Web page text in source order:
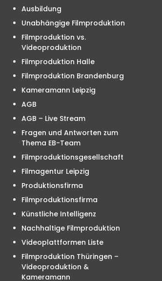
Ausbildung
Unabhängige Filmproduktion
Filmproduktion vs.
Videoproduktion
Filmproduktion Halle
Filmproduktion Brandenburg
Kameramann Leipzig
AGB
AGB – Live Stream
Fragen und Antworten zum
Thema EB-Team
Filmproduktionsgesellschaft
Filmagentur Leipzig
Produktionsfirma
Filmproduktionsfirma
Künstliche Intelligenz
Nachhaltige Filmproduktion
Videoplattformen Liste
Filmproduktion Thüringen –
Videoproduktion &
Kameramann